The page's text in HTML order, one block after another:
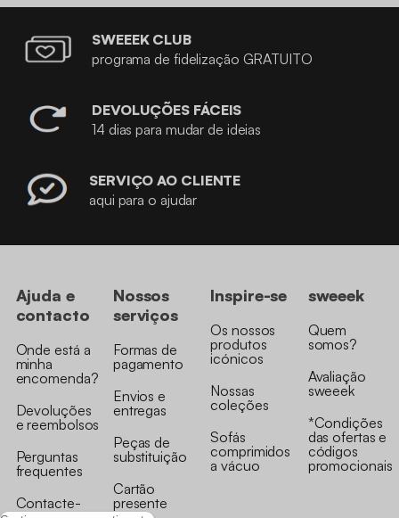
SWEEEK CLUB
programa de fidelização GRATUITO
DEVOLUÇÕES FÁCEIS
14 dias para mudar de ideias
SERVIÇO AO CLIENTE
aqui para o ajudar
Ajuda e
contacto
Onde está a
minha
encomenda?
Devoluções
e reembolsos
Perguntas
frequentes
Contacte-
Nossos
serviços
Formas de
pagamento
Envios e
entregas
Peças de
substituição
Cartão
presente
Inspire-se
Os nossos
produtos
icónicos
Nossas
coleções
Sofás
comprimidos
a vácuo
sweeek
Quem
somos?
Avaliação
sweeek
*Condições
das ofertas e
códigos
promocionais